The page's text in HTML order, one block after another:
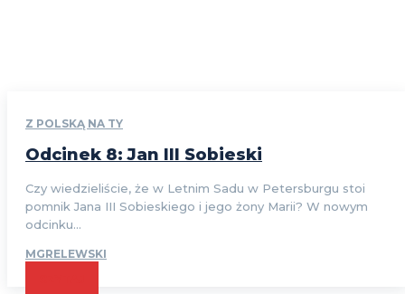
Z POLSKĄ NA TY
Odcinek 8: Jan III Sobieski
Czy wiedzieliście, że w Letnim Sadu w Petersburgu stoi
pomnik Jana III Sobieskiego i jego żony Marii? W nowym
odcinku...
MGRELEWSKI